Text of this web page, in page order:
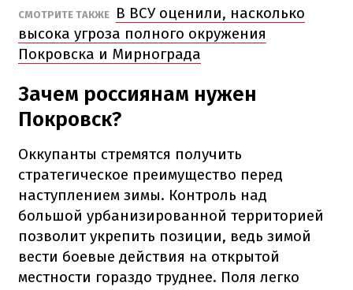
СМОТРИТЕ ТАКЖЕ
В ВСУ оценили, насколько
высока угроза полного окружения
Покровска и Мирнограда
Зачем россиянам нужен
Покровск?
Оккупанты стремятся получить
стратегическое преимущество перед
наступлением зимы. Контроль над
большой урбанизированной территорией
позволит укрепить позиции, ведь зимой
вести боевые действия на открытой
местности гораздо труднее. Поля легко